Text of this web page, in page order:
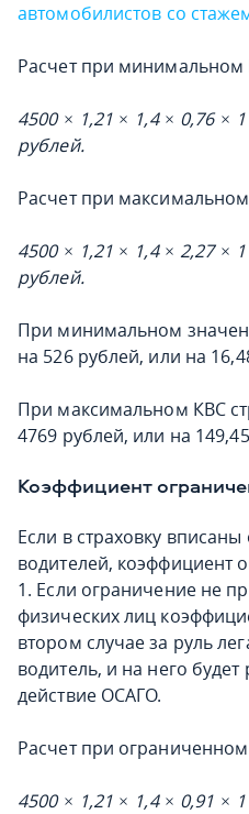
автомобилистов со
Расчет при минимальном
4500 × 1,21 × 1,4 × 0,76 ×
рублей.
Расчет при
4500 × 1,21 × 1,4 × 2,27 ×
рублей.
При минимальном
на 526 рублей, или на
При максимальном КВС
4769 рублей, или на
Коэффициент
Если в страховку
водителей, коэффициент
1. Если ограничение не
физических лиц
втором случае за руль
водитель, и на него будет
действие ОСАГО.
Расчет при ограниченном
4500 × 1,21 × 1,4 × 0,91 ×